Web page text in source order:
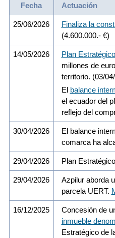
Fecha Actuación
25/06/2026
Finaliza la
(4.600.000.- €)
14/05/2026 Plan
millones de
territorio. (03/
El balance
el ecuador del
reflejo del
30/04/2026 El balance
comarca ha
29/04/2026 Plan
29/04/2026
Azpilur aborda
parcela UERT.
16/12/2025 Concesión de
inmueble
Estratégico de